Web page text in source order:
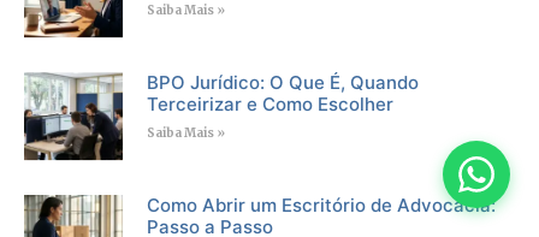
Saiba Mais »
BPO Jurídico: O Que É, Quando
Terceirizar e Como Escolher
Saiba Mais »
Como Abrir um Escritório de Advocacia:
Passo a Passo